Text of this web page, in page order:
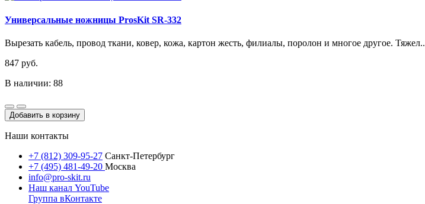
Универсальные ножницы ProsKit SR-332
Вырезать кабель, провод ткани, ковер, кожа, картон жесть, филиалы, поролон и многое другое. Тяжел..
847 руб.
В наличии: 88
Добавить в корзину
Наши контакты
+7 (812) 309-95-27 Санкт-Петербург
+7 (495) 481-49-20 Москва
info@pro-skit.ru
Наш канал YouTube
Группа вКонтакте